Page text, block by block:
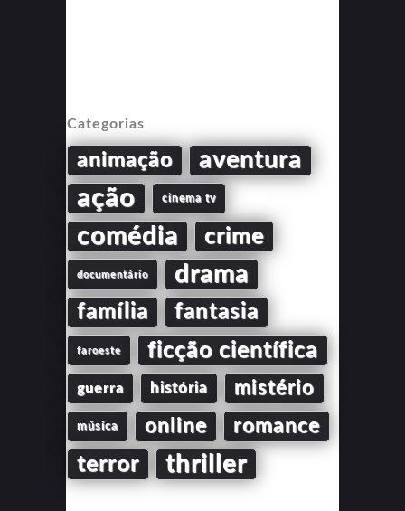
Categorias
animação aventura
ação cinema tv
comédia crime
documentário drama
família fantasia
faroeste ficção científica
guerra história mistério
música online romance
terror thriller